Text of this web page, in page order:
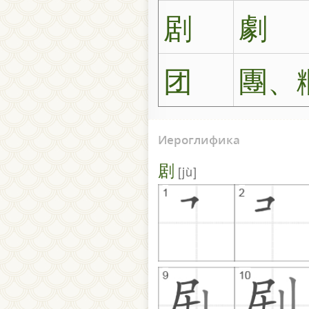
剧
劇
团
團、
Иероглифика
剧 jù